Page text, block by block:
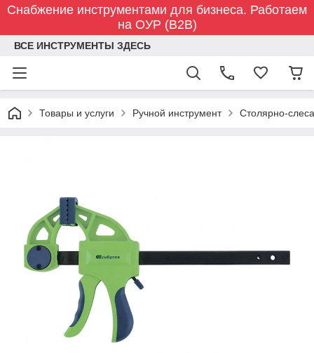
Снабжение инструментами для бизнеса. Работаем
на ОУР (B2B)
ВСЕ ИНСТРУМЕНТЫ ЗДЕСЬ
Товары и услуги Ручной инструмент Столярно-